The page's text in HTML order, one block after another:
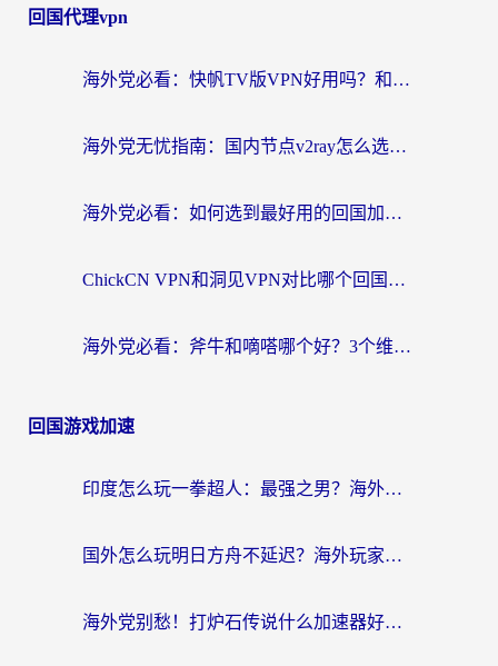
回国代理vpn
海外党必看：快帆TV版VPN好用吗？和快游VPN对比哪个回国效果更好？附实用避坑指南
海外党无忧指南：国内节点v2ray怎么选？一键回国VPN+多场景实测帮你避坑
海外党必看：如何选到最好用的回国加速器？从节点到售后的全维度指南
ChickCN VPN和洞见VPN对比哪个回国效果更好？海外党亲测3款加速器+避坑指南
海外党必看：斧牛和嘀嗒哪个好？3个维度教你选对回国加速器
回国游戏加速
印度怎么玩一拳超人：最强之男？海外党国服游戏加速避坑指南
国外怎么玩明日方舟不延迟？海外玩家国服游戏加速终极指南（附DNF梦幻诛仙解决方案）
海外党别愁！打炉石传说什么加速器好用？3个实用技巧解决国服游戏卡顿